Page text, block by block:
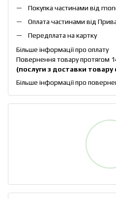
Покупка частинами від
Оплата частинами від
Передплата на картку
Більше інформації про оплату
Повернення товару протягом
(послуги з доставки товару
Більше інформації про